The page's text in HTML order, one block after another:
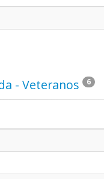
- Veteranos 6